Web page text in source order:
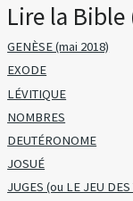
Lire la
GENÈSE (mai 2018)
EXODE
LÉVITIQUE
NOMBRES
DEUTÉRONOME
JOSUÉ
JUGES (ou LE JEU